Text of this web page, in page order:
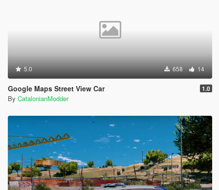
5.0 658 14
Google Maps Street View Car 1.0
By CatalonianModder